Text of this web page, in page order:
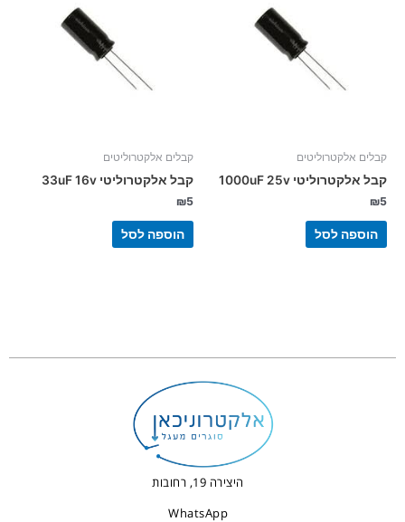
קבלים אלקטרוליטים
קבל אלקטרוליטי 1000uF 25v
₪5
הוספה לסל
קבלים אלקטרוליטים
קבל אלקטרוליטי 33uF 16v
₪5
הוספה לסל
היצירה 19, רחובות
WhatsApp